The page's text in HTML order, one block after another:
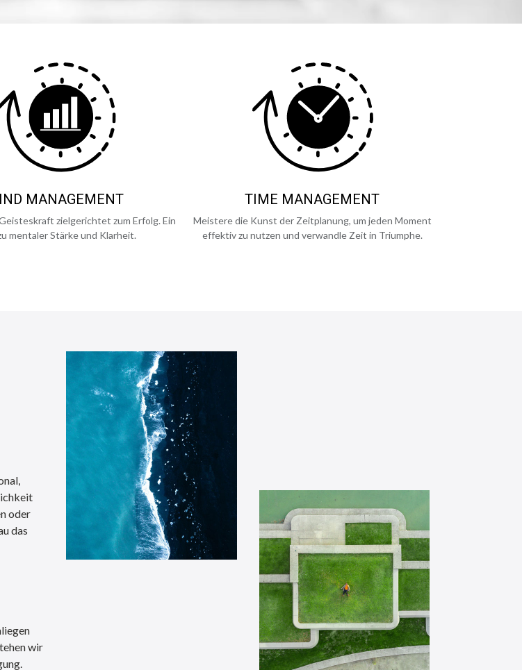
MANAGEMENT
zielgerichtet zum Erfolg. Ein
mentaler Stärke und Klarheit.
TIME MANAGEMENT
Meistere die Kunst der Zeitplanung, um jeden Moment
effektiv zu nutzen und verwandle Zeit in Triumphe.
oder
das
wir